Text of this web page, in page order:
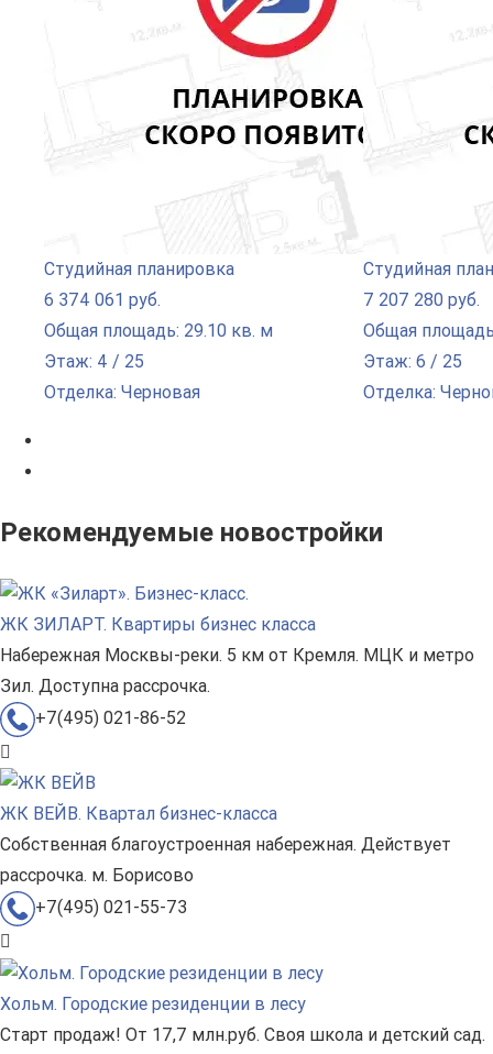
Студийная планировка
6 374 061 руб.
Общая площадь: 29.10 кв. м
Этаж: 4 / 25
Отделка: Черновая
Студийная
7 207 280 руб.
Общая
Этаж: 6 / 25
Отделка:
Рекомендуемые новостройки
ЖК ЗИЛАРТ. Квартиры бизнес класса
Набережная Москвы-реки. 5 км от Кремля. МЦК и метро
Зил. Доступна рассрочка.
+7(495) 021-86-52
ЖК ВЕЙВ. Квартал бизнес-класса
Собственная благоустроенная набережная. Действует
рассрочка. м. Борисово
+7(495) 021-55-73
Хольм. Городские резиденции в лесу
Старт продаж! От 17,7 млн.руб. Своя школа и детский сад.